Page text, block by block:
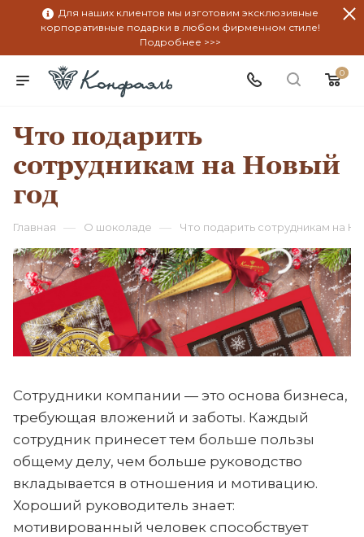
Для наших клиентов мы изготовим эксклюзивные
корпоративные подарки в любом фирменном стиле!
Подробнее >>>
0
Что подарить
сотрудникам на Новый
год
Главная — О шоколаде — Что подарить сотрудникам на
Сотрудники компании — это основа бизнеса,
требующая вложений и заботы. Каждый
сотрудник принесет тем больше пользы
общему делу, чем больше руководство
вкладывается в отношения и мотивацию.
Хороший руководитель знает:
мотивированный человек способствует